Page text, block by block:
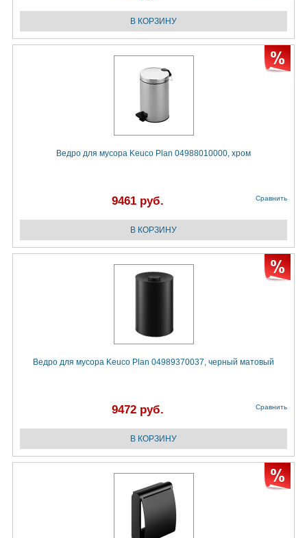
Ведро для мусора Keuco Plan 04988010000, хром
9461 руб. Сравнить
Ведро для мусора Keuco Plan 04989370037, черный матовый
9472 руб. Сравнить